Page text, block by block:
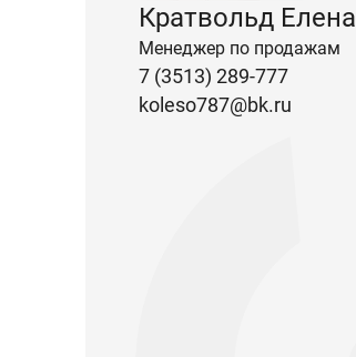
Кратвольд Елена
Менеджер по продажам
7 (3513) 289-777
koleso787@bk.ru